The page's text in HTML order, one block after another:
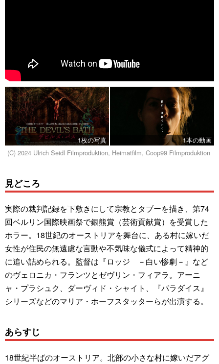
1枚の写真
1本の動画
(C) 2024 Ulrich Seidl Filmproduktion, Heimatfilm, Coop99 Filmproduktion
見どころ
実際の裁判記録を下敷きにして宗教とタブーを描き、第74
回ベルリン国際映画祭で銀熊賞（芸術貢献賞）を受賞した
ホラー。18世紀のオーストリアを舞台に、ある村に嫁いだ
女性が住民の無遠慮な言動や不気味な儀式によって精神的
に追い詰められる。監督は『ロッジ －白い惨劇－』など
のヴェロニカ・フランツとゼヴリン・フィアラ。アーニ
ャ・プラシュク、ダーヴィド・シャイト、『パラダイス』
シリーズなどのマリア・ホーフスタッターらが出演する。
あらすじ
18世紀半ばのオーストリア。北部の小さな村に嫁いだアグ